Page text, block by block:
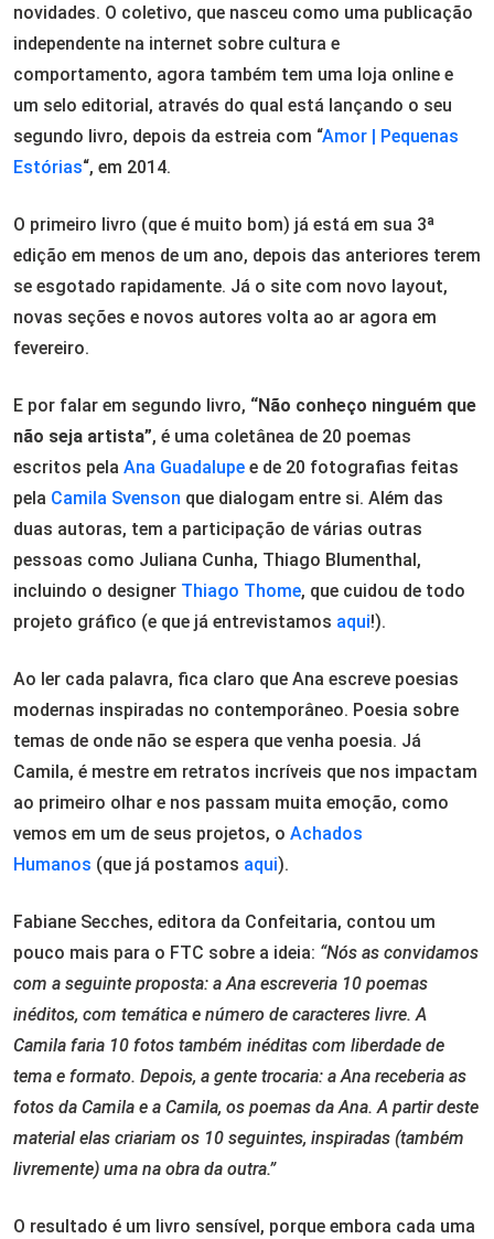
novidades. O coletivo, que nasceu como uma publicação
independente na internet sobre cultura e
comportamento, agora também tem uma loja online e
um selo editorial, através do qual está lançando o seu
segundo livro, depois da estreia com “Amor | Pequenas
Estórias“, em 2014.
O primeiro livro (que é muito bom) já está em sua 3ª
edição em menos de um ano, depois das anteriores terem
se esgotado rapidamente. Já o site com novo layout,
novas seções e novos autores volta ao ar agora em
fevereiro.
E por falar em segundo livro, “Não conheço ninguém que
não seja artista”, é uma coletânea de 20 poemas
escritos pela Ana Guadalupe e de 20 fotografias feitas
pela Camila Svenson que dialogam entre si. Além das
duas autoras, tem a participação de várias outras
pessoas como Juliana Cunha, Thiago Blumenthal,
incluindo o designer Thiago Thome, que cuidou de todo
projeto gráfico (e que já entrevistamos aqui!).
Ao ler cada palavra, fica claro que Ana escreve poesias
modernas inspiradas no contemporâneo. Poesia sobre
temas de onde não se espera que venha poesia. Já
Camila, é mestre em retratos incríveis que nos impactam
ao primeiro olhar e nos passam muita emoção, como
vemos em um de seus projetos, o Achados
Humanos (que já postamos aqui).
Fabiane Secches, editora da Confeitaria, contou um
pouco mais para o FTC sobre a ideia: “Nós as convidamos
com a seguinte proposta: a Ana escreveria 10 poemas
inéditos, com temática e número de caracteres livre. A
Camila faria 10 fotos também inéditas com liberdade de
tema e formato. Depois, a gente trocaria: a Ana receberia as
fotos da Camila e a Camila, os poemas da Ana. A partir deste
material elas criariam os 10 seguintes, inspiradas (também
livremente) uma na obra da outra.”
O resultado é um livro sensível, porque embora cada uma